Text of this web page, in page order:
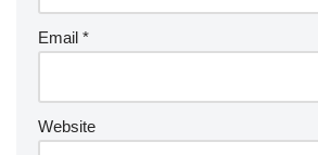
Email *
Website